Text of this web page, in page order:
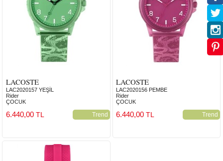
LACOSTE
LAC2020157 YEŞİL
Rider
ÇOCUK
Trend
6.440,00 TL
LACOSTE
LAC2020156 PEMBE
Rider
ÇOCUK
Trend
6.440,00TL